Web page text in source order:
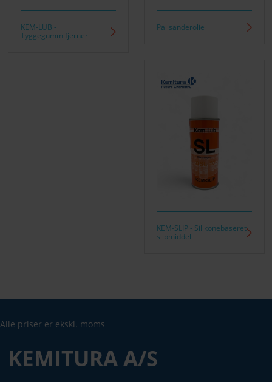
KEM-LUB -
Tyggegummifjerner
Palisanderolie
KEM-SLIP - Silikonebaseret
slipmiddel
Alle priser er ekskl. moms
KEMITURA A/S